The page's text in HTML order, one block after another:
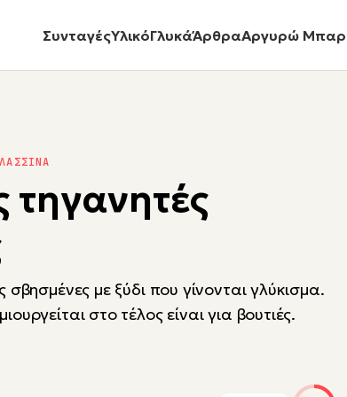
ΣυνταγέςΥλικόΓλυκάΆρθραΑργυρώ
τηγανητές
σβησμένες με ξύδι που γίνονται γλύκισμα.
στο τέλος είναι για βουτιές.